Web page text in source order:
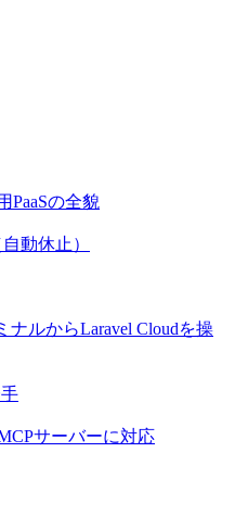
PaaSの全貌
動休止）
ルからLaravel Cloudを操
サーバーに対応